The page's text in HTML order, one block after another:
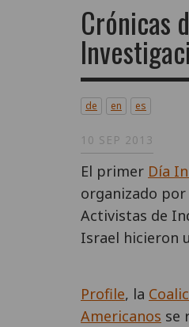
Crónicas
de en es
10 SEP 2013
El primer Día
organizado por
Activistas de
Israel hicieron
Profile, la
Americanos se